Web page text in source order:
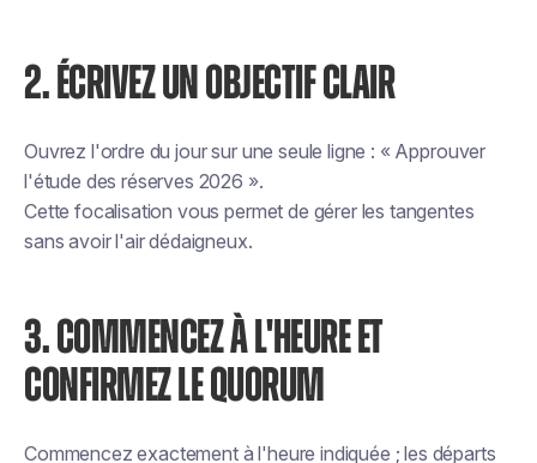
2. ÉCRIVEZ UN OBJECTIF CLAIR
Ouvrez l'ordre du jour sur une seule ligne : « Approuver
l'étude des réserves 2026 ».
Cette focalisation vous permet de gérer les tangentes
sans avoir l'air dédaigneux.
3. COMMENCEZ À L'HEURE ET
CONFIRMEZ LE QUORUM
Commencez exactement à l'heure indiquée ; les départs